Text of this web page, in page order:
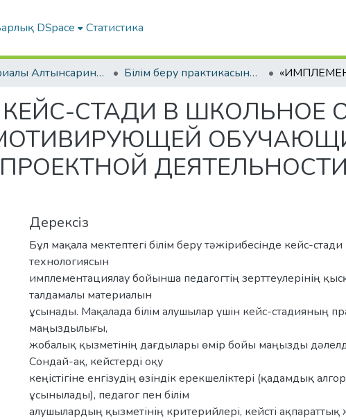
DSpace Статистика
Материалы Алтынсаринских педагогических чтений Білім беру практикасының сапасын жоғарылатудың өзекті мәселелері | «Актуальные проблемы повышения качества образовательной практики».
СТАДИ В ШКОЛЬНОЕ
Дерексіз
Бұл мақала мектептегі білім беру тəжірибесінде кейс-стади
технологиясын
имплементациялау бойынша педагогтің зерттеулерінің
талдамалы материалын
ұсынады. Мақалада білім алушылар үшін кейс-стадияның
маңыздылығы,
жобалық қызметінің дағдылары өмір бойы маңызды
Сондай-ақ, кейстерді оқу
кеңістігіне енгізудің өзіндік ерекшеліктері (қадамдық
ұсынылады), педагог пен білім
алушылардың қызметінің критерийлері, кейсті